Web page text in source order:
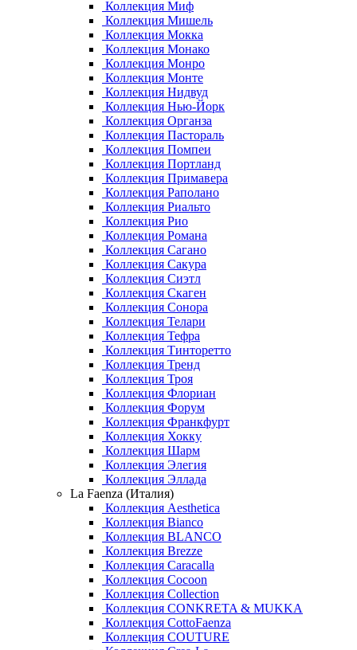
Коллекция Миф
Коллекция Мишель
Коллекция Мокка
Коллекция Монако
Коллекция Монро
Коллекция Монте
Коллекция Нидвуд
Коллекция Нью-Йорк
Коллекция Органза
Коллекция Пастораль
Коллекция Помпеи
Коллекция Портланд
Коллекция Примавера
Коллекция Раполано
Коллекция Риальто
Коллекция Рио
Коллекция Романа
Коллекция Сагано
Коллекция Сакура
Коллекция Сиэтл
Коллекция Скаген
Коллекция Сонора
Коллекция Телари
Коллекция Тефра
Коллекция Тинторетто
Коллекция Тренд
Коллекция Троя
Коллекция Флориан
Коллекция Форум
Коллекция Франкфурт
Коллекция Хокку
Коллекция Шарм
Коллекция Элегия
Коллекция Эллада
La Faenza (Италия)
Коллекция Aesthetica
Коллекция Bianco
Коллекция BLANCO
Коллекция Brezze
Коллекция Caracalla
Коллекция Cocoon
Коллекция Collection
Коллекция CONKRETA & MUKKA
Коллекция CottoFaenza
Коллекция COUTURE